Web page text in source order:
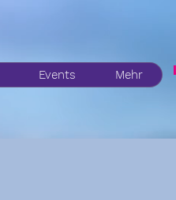
Events Mehr